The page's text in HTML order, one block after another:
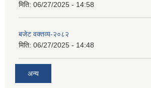
मिति: 06/27/2025 - 14:58
बजेट वक्तव्य-२०८२
मिति: 06/27/2025 - 14:48
अन्य